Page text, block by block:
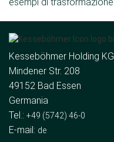
Kesseböhmer Holding KG
Mindener Str. 208
49152 Bad Essen
Germania
Tel.: +49 (5742) 46-0
E-mail: de